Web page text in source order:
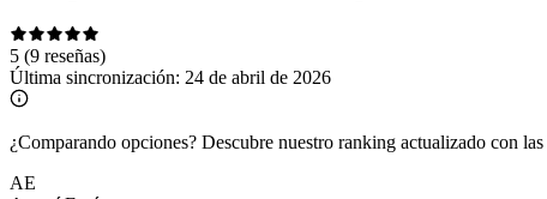
5 (9 reseñas)
Última sincronización: 24 de abril de 2026
¿Comparando opciones? Descubre nuestro ranking actualizado con las
AE